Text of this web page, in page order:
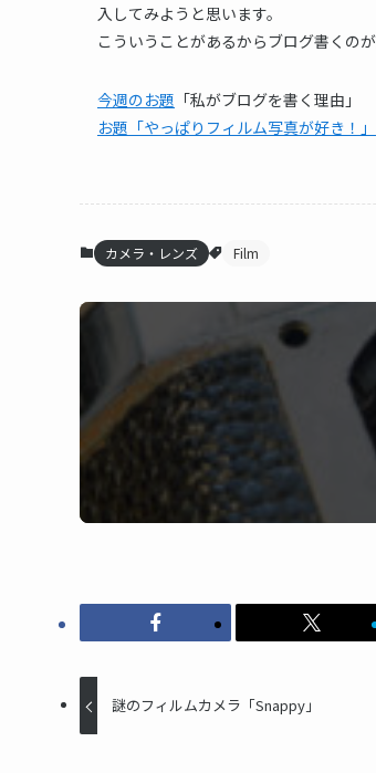
入してみようと思います。
こういうことがあるからブログ書くの
今週のお題 「私がブログを書く理由」
お題「やっぱりフィルム写真が好き！」
カメラ・レンズ Film
謎のフィルムカメラ「Snappy」